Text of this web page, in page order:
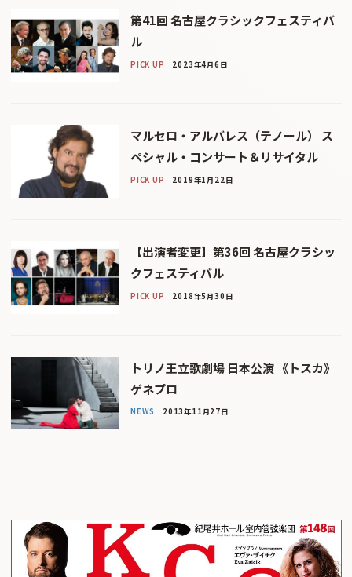
第41回 名古屋クラシックフェスティバ
ル
PICK UP 2023年4月6日
マルセロ・アルバレス（テノール） ス
ペシャル・コンサート＆リサイタル
PICK UP 2019年1月22日
【出演者変更】第36回 名古屋クラシッ
クフェスティバル
PICK UP 2018年5月30日
トリノ王立歌劇場 日本公演 《トスカ》
ゲネプロ
NEWS 2013年11月27日